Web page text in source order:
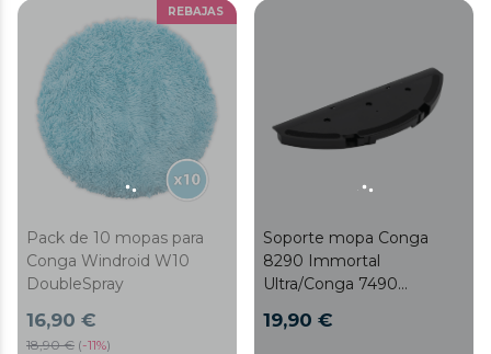
REBAJAS
Pack de 10 mopas para
Conga Windroid W10
DoubleSpray
16,90 €
18,90 € (-11%)
Soporte mopa Conga
8290 Immortal
Ultra/Conga 7490
19,90 €